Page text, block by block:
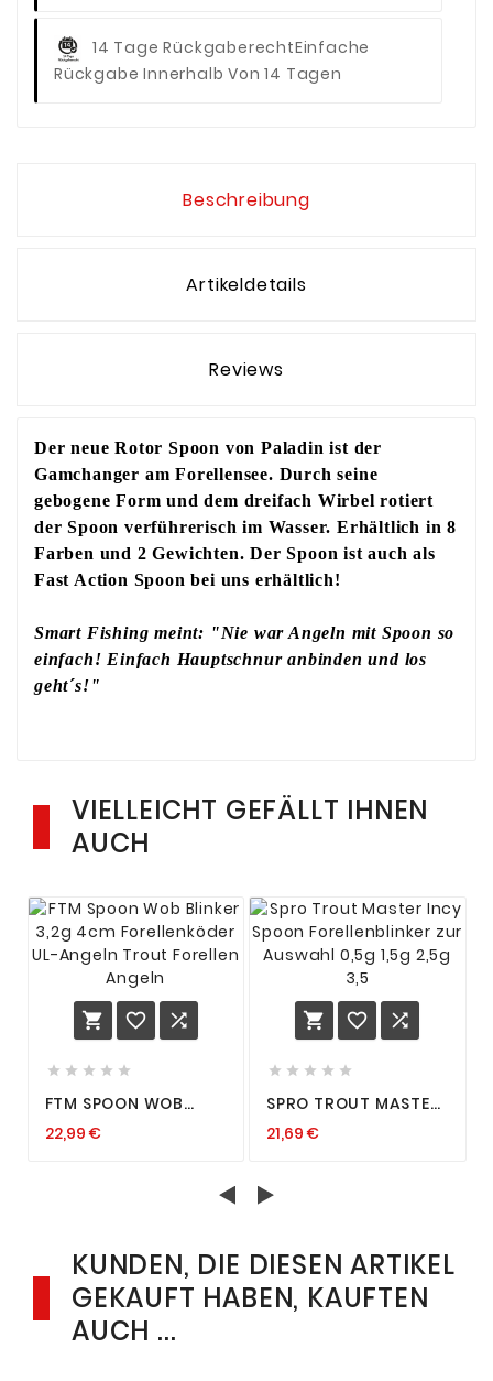
14 Tage RückgaberechtEinfache
Rückgabe Innerhalb Von 14 Tagen
Beschreibung
Artikeldetails
Reviews
Der neue Rotor Spoon von Paladin ist der
Gamchanger am Forellensee. Durch seine
gebogene Form und dem dreifach Wirbel rotiert
der Spoon verführerisch im Wasser. Erhältlich in 8
Farben und 2 Gewichten. Der Spoon ist auch als
Fast Action Spoon bei uns erhältlich!
Smart Fishing meint: "Nie war Angeln mit Spoon so
einfach! Einfach Hauptschnur anbinden und los
geht´s!"
VIELLEICHT GEFÄLLT IHNEN
AUCH
  
    
FTM SPOON WOB
FORELLENKÖDER UL-
22,99 €
  
    
SPRO TROUT MASTER
FORELLENBLINKER ZUR
21,69 €
KUNDEN, DIE DIESEN ARTIKEL
GEKAUFT HABEN, KAUFTEN
AUCH ...